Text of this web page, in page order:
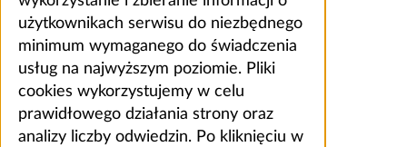
użytkownikach serwisu do niezbędnego
minimum wymaganego do świadczenia
usług na najwyższym poziomie. Pliki
cookies wykorzystujemy w celu
prawidłowego działania strony oraz
analizy liczby odwiedzin. Po kliknięciu w